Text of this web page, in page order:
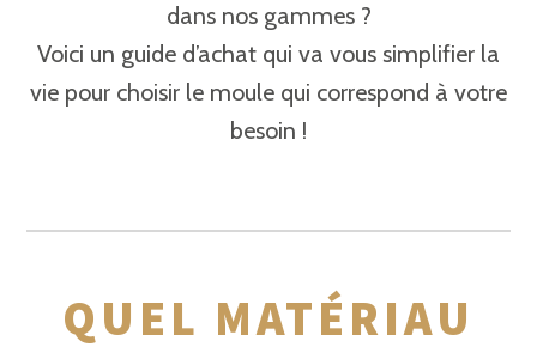
dans nos gammes ?
Voici un guide d’achat qui va vous simplifier la
vie pour choisir le moule qui correspond à votre
besoin !
QUEL MATÉRIAU